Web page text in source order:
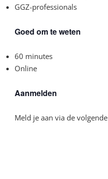
​GGZ-professionals
Goed om te weten
60 minutes
Online
Aanmelden
Meld je aan via de